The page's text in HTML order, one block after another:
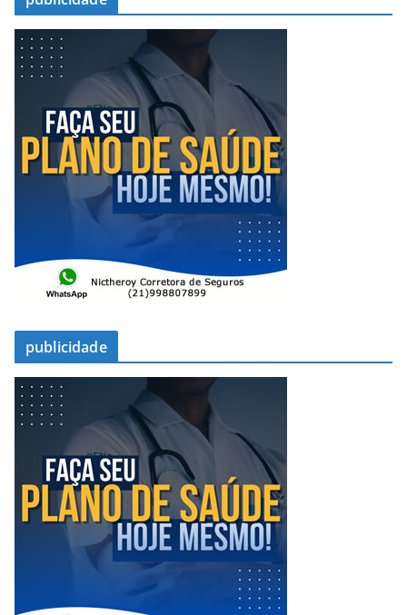
publicidade